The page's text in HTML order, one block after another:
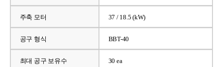
주축 모터 37 / 18.5 (kW)
공구 형식 BBT-40
최대 공구 보유수 30 ea